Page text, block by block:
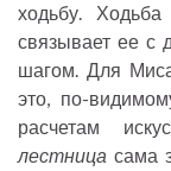
ходьбу.
связывает ее с
шагом. Для
это, по-
расчетам
лестница сама